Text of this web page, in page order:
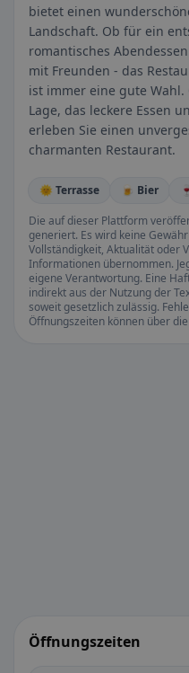
bietet einen
Landschaft. Ob für ein
romantisches
mit Freunden - das
ist immer eine gute
Lage, das leckere Essen
erleben Sie einen
charmanten Restaurant.
🌞 Terrasse 🍺 Bier
Die auf dieser Plattform
generiert. Es wird keine
Vollständigkeit, Aktualität oder
Informationen übernommen.
eigene Verantwortung. Eine
indirekt aus der Nutzung der
soweit gesetzlich zulässig.
Öffnungszeiten können über
Öffnungszeiten